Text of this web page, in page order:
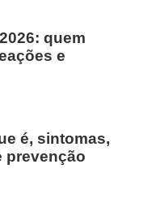
quem
e
é, sintomas,
prevenção